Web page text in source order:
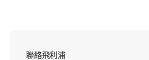
聯絡飛利浦